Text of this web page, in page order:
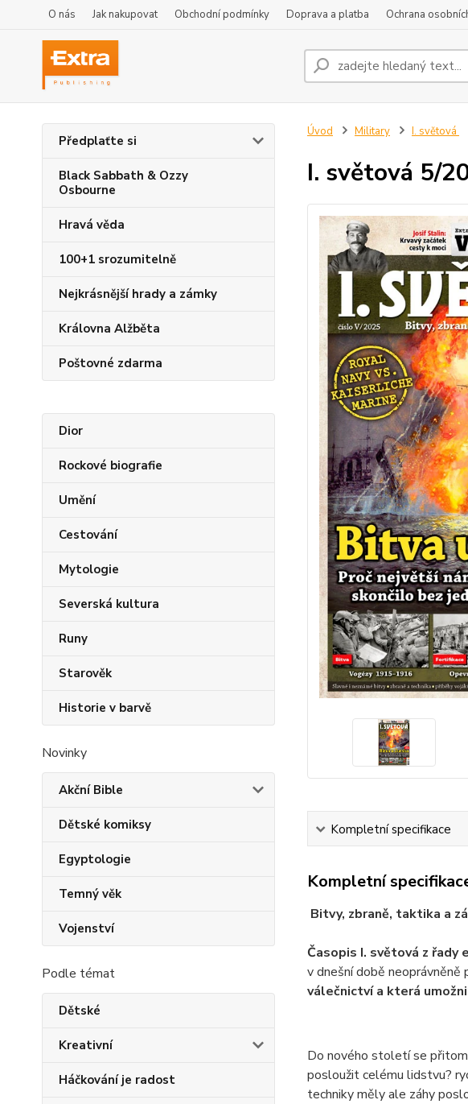
O nás Jak nakupovat Obchodní podmínky Doprava a platba Ochrana
Předplaťte si
Black Sabbath & Ozzy
Osbourne
Hravá věda
100+1 srozumitelně
Nejkrásnější hrady a zámky
Královna Alžběta
Poštovné zdarma
Dior
Rockové biografie
Umění
Cestování
Mytologie
Severská kultura
Runy
Starověk
Historie v barvě
Novinky
Akční Bible
Dětské komiksy
Egyptologie
Temný věk
Vojenství
Podle témat
Dětské
Kreativní
Háčkování je radost
Úvod Military I. světová
I. světová 5/
Kompletní specifikace
Kompletní
Bitvy, zbraně, taktika a
Časopis I. světová z řady
v dnešní době neoprávněně
válečnictví a která
Do nového století se
posloužit celému lidstvu?
techniky měly ale záhy